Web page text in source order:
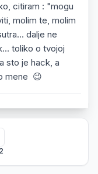
citiram : "mogu
molim te, molim
dalje ne
toliko o tvojoj
sto je hack, a
mene 😉